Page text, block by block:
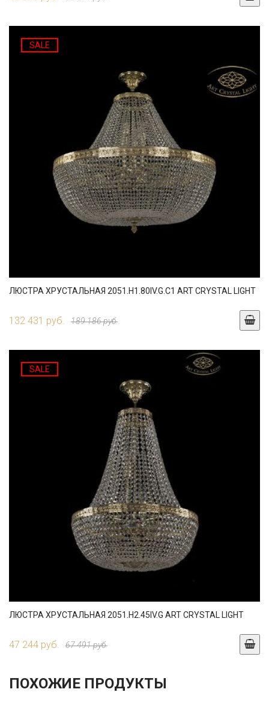
SALE
ЛЮСТРА ХРУСТАЛЬНАЯ 2051.H1.80IV.G.C1 ART CRYSTAL LIGHT
132 431 руб. 189 186 руб.
SALE
ЛЮСТРА ХРУСТАЛЬНАЯ 2051.H2.45IV.G ART CRYSTAL LIGHT
47 244 руб. 67 491 руб.
ПОХОЖИЕ ПРОДУКТЫ